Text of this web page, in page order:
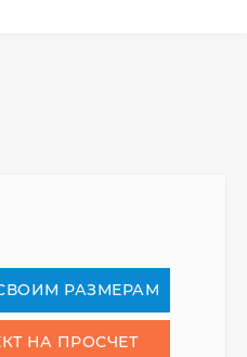
РАЗМЕРАМ
НА ПРОСЧЕТ